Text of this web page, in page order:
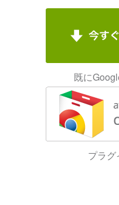
既に
プラ